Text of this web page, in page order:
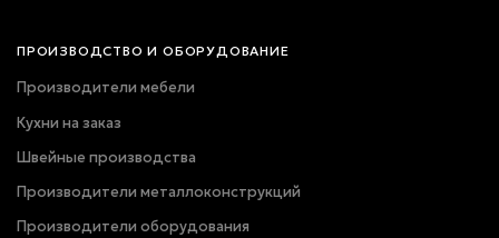
ПРОИЗВОДСТВО И ОБОРУДОВАНИЕ
Производители мебели
Кухни на заказ
Швейные производства
Производители металлоконструкций
Производители оборудования